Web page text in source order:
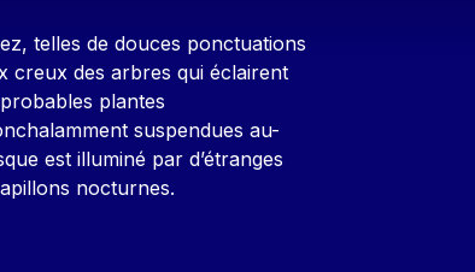
telles de douces ponctuations
creux des arbres qui éclairent
plantes
suspendues au-
est illuminé par d’étranges
nocturnes.